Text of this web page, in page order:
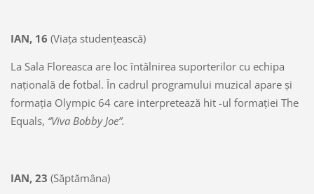
IAN, 16 (Viaţa studenţească)
La Sala Floreasca are loc întâlnirea suporterilor cu echipa
naţională de fotbal. În cadrul programului muzical apare şi
formaţia Olympic 64 care interpretează hit -ul formaţiei The
Equals, “Viva Bobby Joe”.
IAN, 23 (Săptămâna)